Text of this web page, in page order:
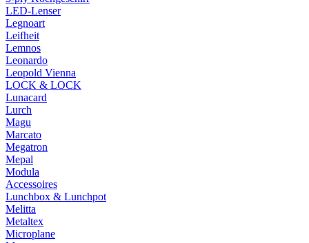
LED-Lenser
Legnoart
Leifheit
Lemnos
Leonardo
Leopold Vienna
LOCK & LOCK
Lunacard
Lurch
Magu
Marcato
Megatron
Mepal
Modula
Accessoires
Lunchbox & Lunchpot
Melitta
Metaltex
Microplane